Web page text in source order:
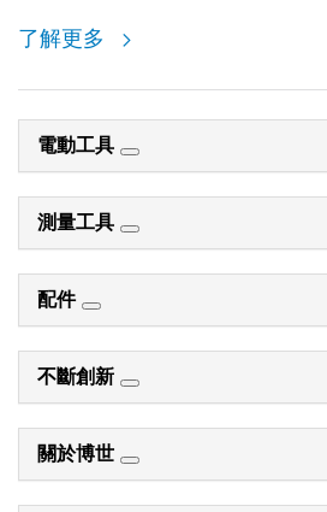
了解更多
電動工具
測量工具
配件
不斷創新
關於博世